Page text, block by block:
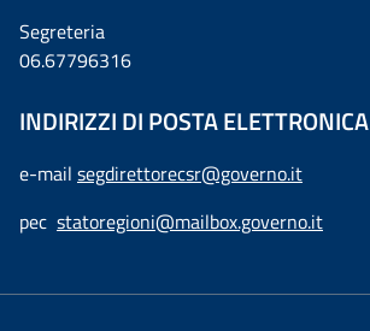
Segreteria
06.67796316
INDIRIZZI DI POSTA ELETTRONICA
e-mail segdirettorecsr@governo.it
pec statoregioni@mailbox.governo.it